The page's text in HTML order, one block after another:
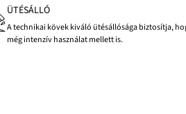
ÜTÉSÁLLÓ
A technikai kövek kiváló ütésállósága biztosítja,
még intenzív használat mellett is.